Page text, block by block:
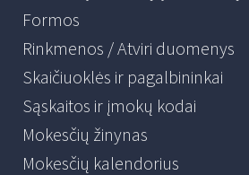
Formos
Rinkmenos / Atviri duomenys
Skaičiuoklės ir pagalbininkai
Sąskaitos ir įmokų kodai
Mokesčių žinynas
Mokesčių kalendorius